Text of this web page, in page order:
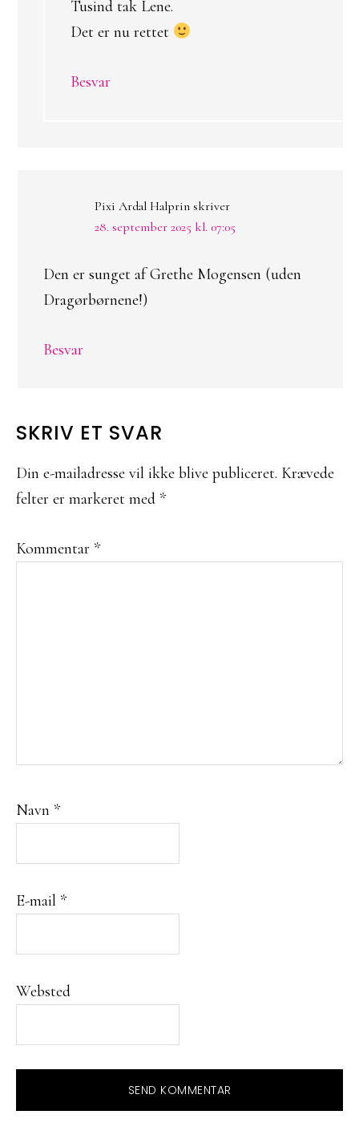
Tusind tak Lene.
Det er nu rettet
Besvar
Pixi Ardal Halprin skriver
28. september 2025 kl. 07:05
Den er sunget af Grethe Mogensen (uden
Dragørbørnene!)
Besvar
SKRIV ET SVAR
Din e-mailadresse vil ikke blive publiceret. Krævede
felter er markeret med *
Kommentar *
Navn *
E-mail *
Websted